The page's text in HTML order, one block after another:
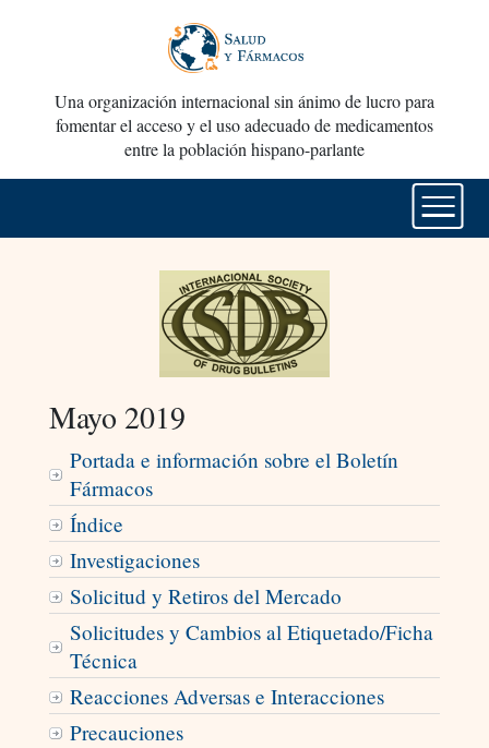
Una organización internacional sin ánimo de lucro para
fomentar el acceso y el uso adecuado de medicamentos
entre la población hispano-parlante
Mayo 2019
Portada e información sobre el Boletín
Fármacos
Índice
Investigaciones
Solicitud y Retiros del Mercado
Solicitudes y Cambios al Etiquetado/Ficha
Técnica
Reacciones Adversas e Interacciones
Precauciones